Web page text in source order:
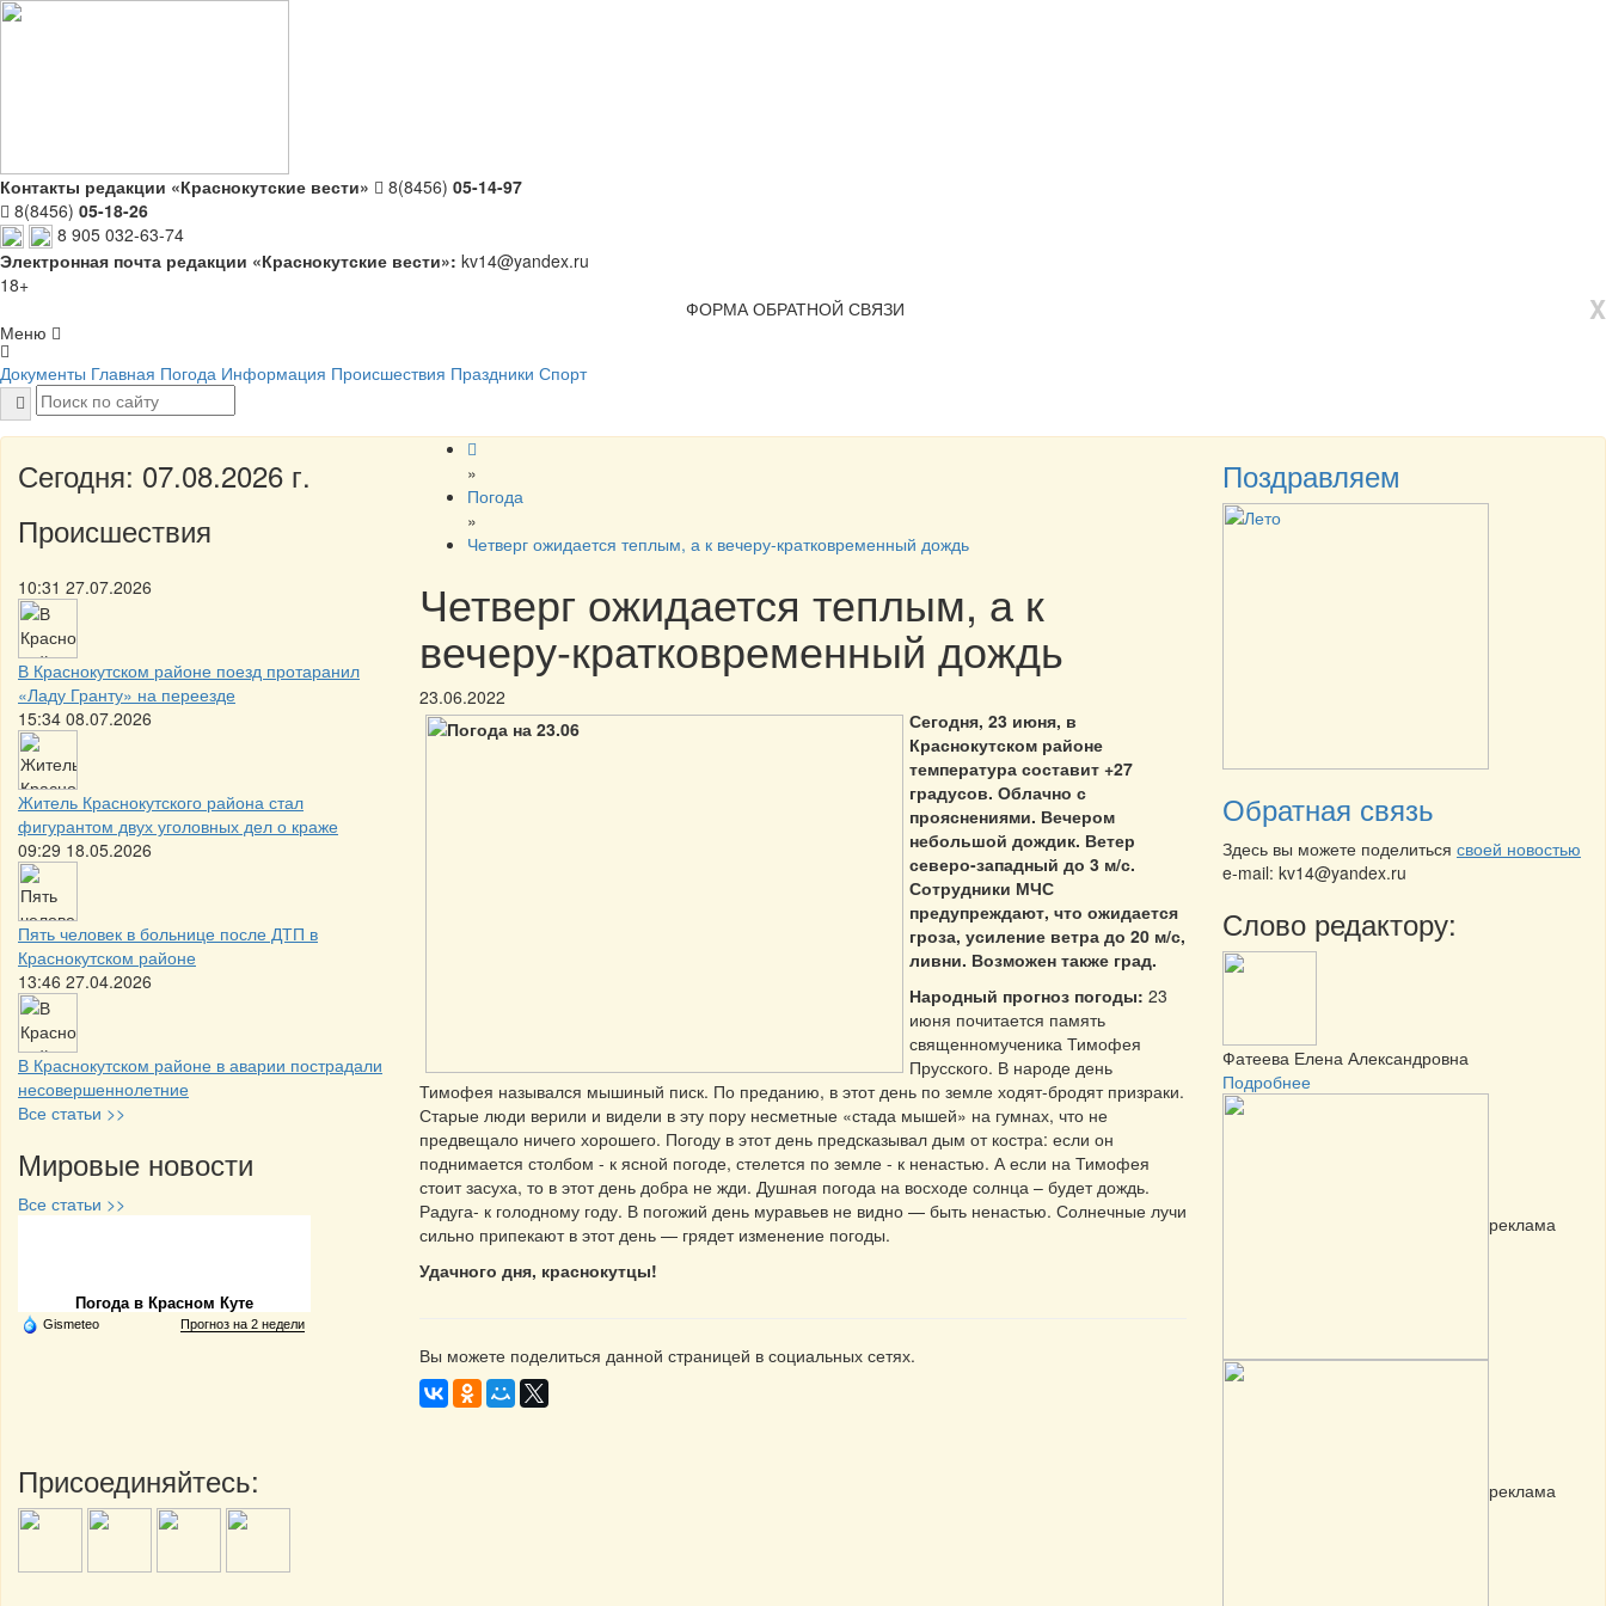
Контакты редакции «Краснокутские вести» 8(8456) 05-14-97
8(8456) 05-18-26
8 905 032-63-74
Электронная почта редакции «Краснокутские вести»: kv14@yandex.ru
18+
X
ФОРМА ОБРАТНОЙ СВЯЗИ
Меню
Документы Главная Погода Информация Происшествия Праздники Спорт
Сегодня: 07.08.2026 г.
Происшествия
10:31 27.07.2026
В Краснокутском районе поезд протаранил
«Ладу Гранту» на переезде
15:34 08.07.2026
Житель Краснокутского района стал
фигурантом двух уголовных дел о краже
09:29 18.05.2026
Пять человек в больнице после ДТП в
Краснокутском районе
13:46 27.04.2026
В Краснокутском районе в аварии пострадали
несовершеннолетние
Все статьи >>
Мировые новости
Все статьи >>
Погода в Красном Куте
Gismeteo Прогноз на 2 недели
Присоединяйтесь:
»
Погода
»
Четверг ожидается теплым, а к вечеру-кратковременный дождь
Четверг ожидается теплым, а к
вечеру-кратковременный дождь
23.06.2022
Сегодня, 23 июня, в
Краснокутском районе
температура составит +27
градусов. Облачно с
прояснениями. Вечером
небольшой дождик. Ветер
северо-западный до 3 м/с.
Сотрудники МЧС
предупреждают, что ожидается
гроза, усиление ветра до 20 м/с,
ливни. Возможен также град.
Народный прогноз погоды: 23
июня почитается память
священномученика Тимофея
Прусского. В народе день
Тимофея назывался мышиный писк. По преданию, в этот день по земле ходят-бродят призраки.
Старые люди верили и видели в эту пору несметные «стада мышей» на гумнах, что не
предвещало ничего хорошего. Погоду в этот день предсказывал дым от костра: если он
поднимается столбом - к ясной погоде, стелется по земле - к ненастью. А если на Тимофея
стоит засуха, то в этот день добра не жди. Душная погода на восходе солнца – будет дождь.
Радуга- к голодному году. В погожий день муравьев не видно — быть ненастью. Солнечные лучи
сильно припекают в этот день — грядет изменение погоды.
Удачного дня, краснокутцы!
Вы можете поделиться данной страницей в социальных сетях.
Поздравляем
Обратная связь
Здесь вы можете поделиться своей новостью
e-mail: kv14@yandex.ru
Слово редактору:
Фатеева Елена Александровна
Подробнее
реклама
реклама